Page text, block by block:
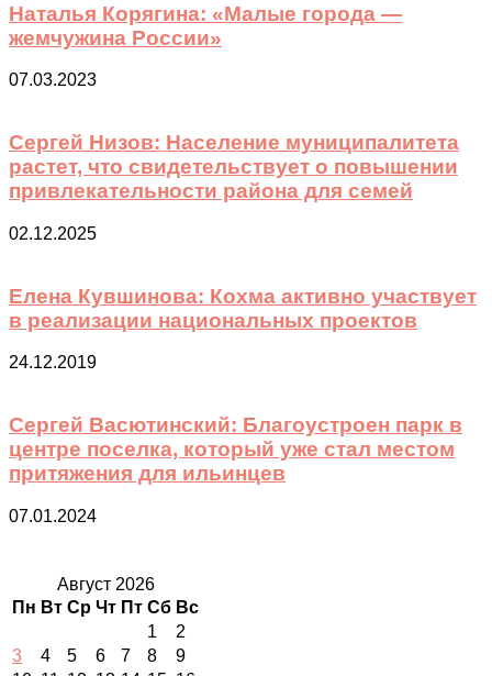
Наталья Корягина: «Малые города —
жемчужина России»
07.03.2023
Сергей Низов: Население муниципалитета
растет, что свидетельствует о повышении
привлекательности района для семей
02.12.2025
Елена Кувшинова: Кохма активно участвует
в реализации национальных проектов
24.12.2019
Сергей Васютинский: Благоустроен парк в
центре поселка, который уже стал местом
притяжения для ильинцев
07.01.2024
Август 2026
Пн Вт Ср Чт Пт Сб Вс
1
2
3
4 5 6 7 8
9